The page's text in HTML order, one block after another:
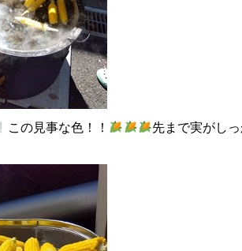
この見事な色！！
先まで実がし